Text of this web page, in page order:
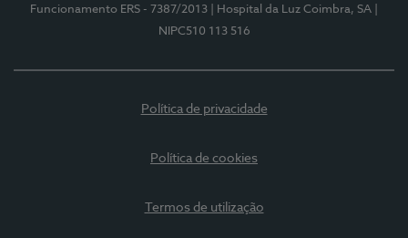
Funcionamento ERS - 7387/2013
| Hospital da Luz Coimbra, SA
NIPC510 113 516
Política de privacidade
Política de cookies
Termos de utilização